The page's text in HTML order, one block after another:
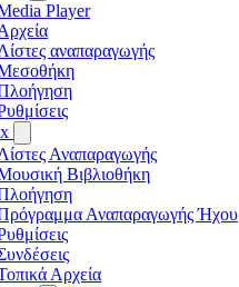
Player
αναπαραγωγής
Αναπαραγωγής
Βιβλιοθήκη
Αναπαραγωγής Ήχου
Αρχεία